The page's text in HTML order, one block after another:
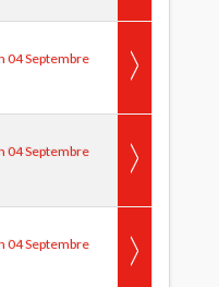
04 Septembre
04 Septembre
04 Septembre